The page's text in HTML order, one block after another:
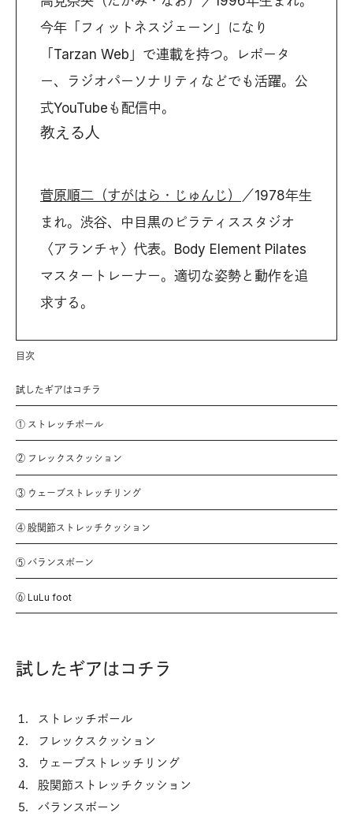
今年「フィットネスジェーン」になり
「Tarzan Web」で連載を持つ。レポータ
ー、ラジオパーソナリティなどでも活躍。公
式YouTubeも配信中。
教える人
菅原順二（すがはら・じゅんじ）
／1978年生
まれ。渋谷、中目黒のピラティススタジオ
〈アランチャ〉代表。Body Element Pilates
マスタートレーナー。適切な姿勢と動作を追
求する。
目次
試したギアはコチラ
① ストレッチポール
② フレックスクッション
③ ウェーブストレッチリング
④ 股関節ストレッチクッション
⑤ バランスボーン
⑥ LuLu foot
試したギアはコチラ
ストレッチポール
フレックスクッション
ウェーブストレッチリング
股関節ストレッチクッション
バランスボーン